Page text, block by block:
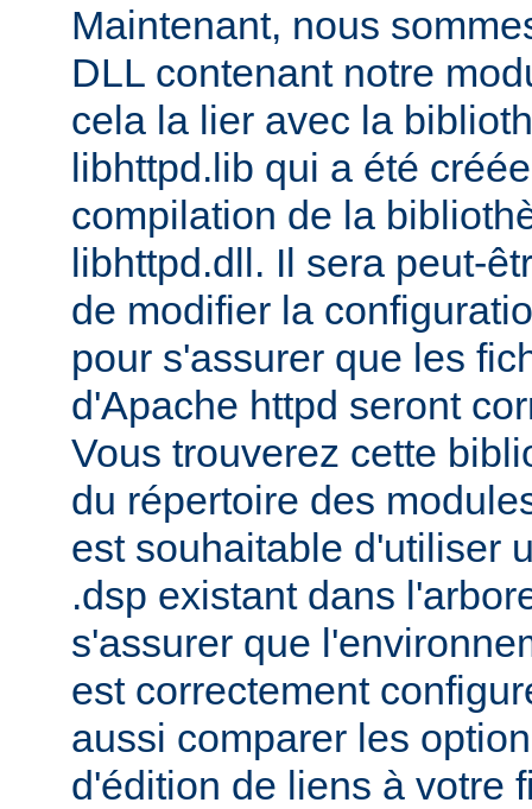
Maintenant, nous
DLL contenant notre
cela la lier avec la
libhttpd.lib qui a été
compilation de la
libhttpd.dll. Il sera peut-
de modifier la
pour s'assurer que les
d'Apache httpd seront
Vous trouverez cette
du répertoire des
est souhaitable d'utiliser
.dsp existant dans
s'assurer que
est correctement
aussi comparer les
d'édition de liens à votre